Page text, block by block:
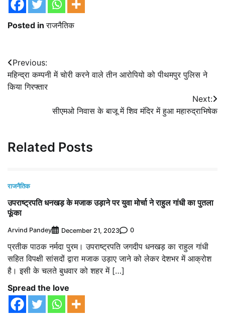
Posted inराजनैतिक
Post
navigation
Previous:
महिन्द्रा कम्पनी में चोरी करने वाले तीन आरोपियो को पीथमपुर पुलिस ने
किया गिरफ्तार
Next:
सीएमओ निवास के बाजू में शिव मंदिर में हुआ महारुद्राभिषेक
Related Posts
राजनैतिक
उपराष्ट्रपति धनखड़ के मजाक उड़ाने पर युवा मोर्चा ने राहुल गांधी का पुतला
फूंका
Arvind Pandey December 21, 2023 0
प्रतीक पाठक नर्मदा पुरम। उपराष्ट्रपति जगदीप धनखड़ का राहुल गांधी
सहित विपक्षी सांसदों द्वारा मजाक उड़ाए जाने को लेकर देशभर में आक्रोश
है। इसी के चलते बुधवार को शहर में […]
Spread the love